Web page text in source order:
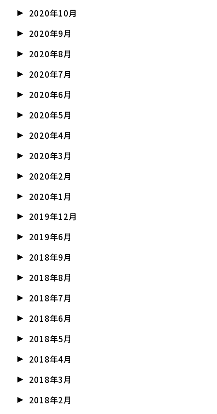
2020年10月
2020年9月
2020年8月
2020年7月
2020年6月
2020年5月
2020年4月
2020年3月
2020年2月
2020年1月
2019年12月
2019年6月
2018年9月
2018年8月
2018年7月
2018年6月
2018年5月
2018年4月
2018年3月
2018年2月